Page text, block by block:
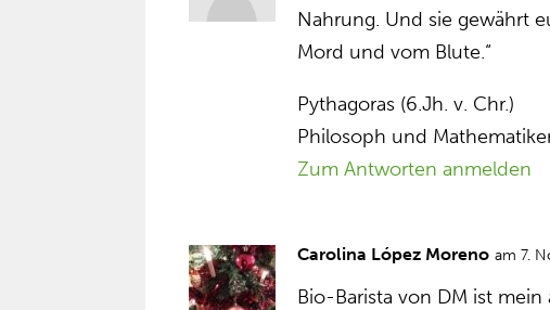
Nahrung. Und sie gewährt
Mord und vom Blute.“
Pythagoras (6.Jh. v. Chr.)
Philosoph und
Zum Antworten anmelden
Carolina López Moreno am 7.
Bio-Barista von DM ist